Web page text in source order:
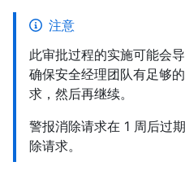
注意
此审批过程的实施可能会
确保安全经理团队有足够
求，然后再继续。
警报消除请求在 1 周后过
除请求。